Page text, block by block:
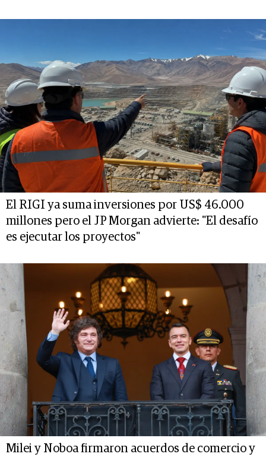
El RIGI ya suma inversiones por US$ 46.000
millones pero el JP Morgan advierte: "El desafío
es ejecutar los proyectos"
Milei y Noboa firmaron acuerdos de comercio y